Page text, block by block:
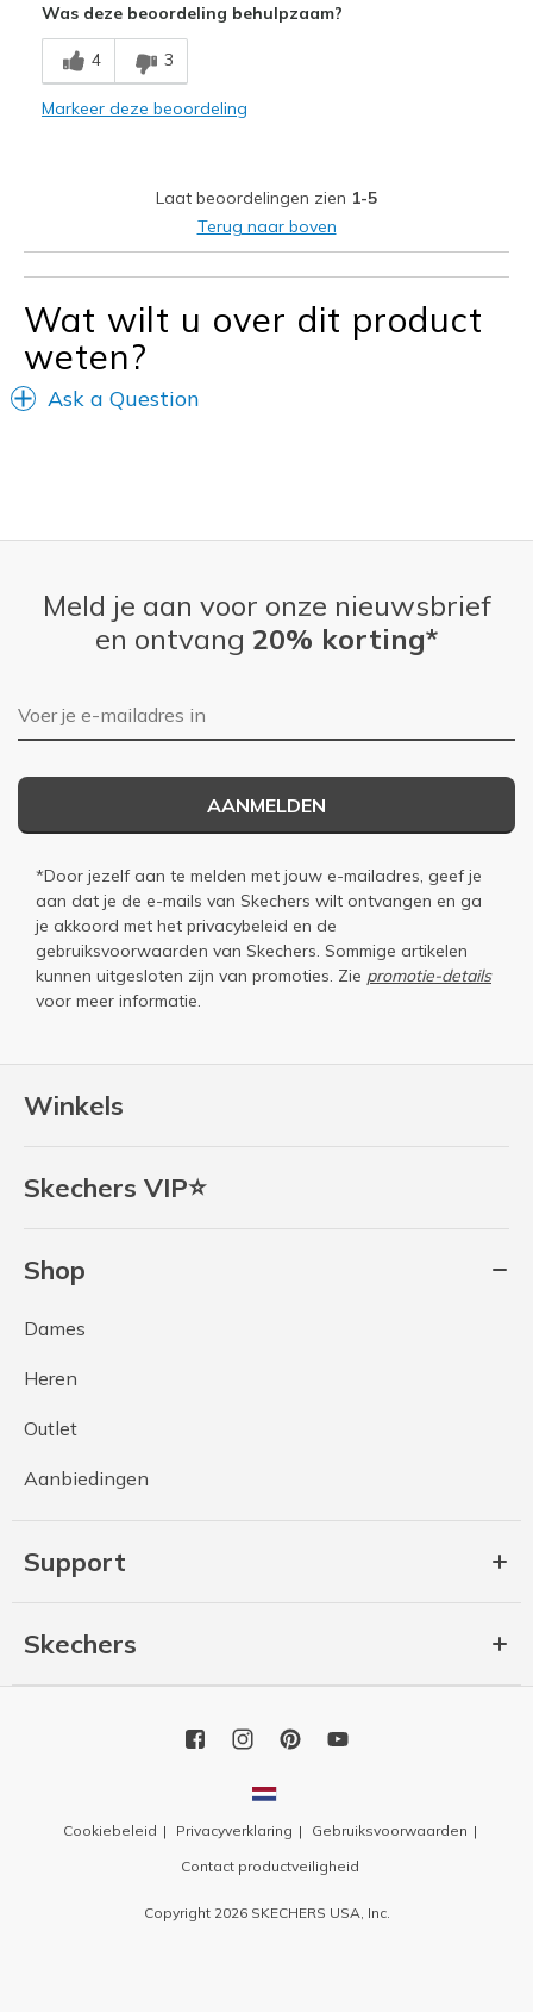
Was deze beoordeling behulpzaam?
4 3
Markeer deze beoordeling
Laat beoordelingen zien 1-5
Terug naar boven
Wat wilt u over dit product
weten?
Ask a Question
Winkels
Skechers VIP⭐
Shop
Dames
Heren
Outlet
Aanbiedingen
Support
Skechers
Meld je aan voor onze nieuwsbrief
en ontvang 20% korting*
E-mailadres
AANMELDEN
*Door jezelf aan te melden met jouw e-mailadres, geef je
aan dat je de e-mails van Skechers wilt ontvangen en ga
je akkoord met het privacybeleid en de
gebruiksvoorwaarden van Skechers. Sommige artikelen
kunnen uitgesloten zijn van promoties. Zie promotie-details
voor meer informatie.
Cookiebeleid Privacyverklaring
Gebruiksvoorwaarden
Contact productveiligheid
Copyright 2026 SKECHERS USA, Inc.